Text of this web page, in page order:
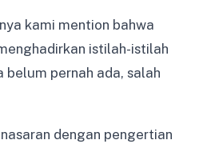
kami mention bahwa
istilah-istilah
belum pernah ada, salah
dengan pengertian